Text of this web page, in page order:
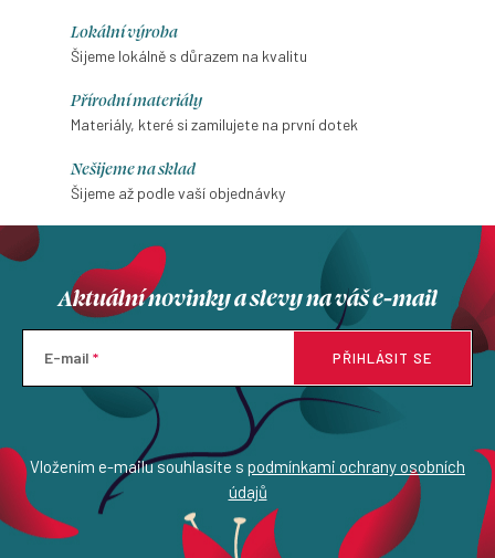
Lokální výroba
Šijeme lokálně s důrazem na kvalitu
Přírodní materiály
Materiály, které si zamilujete na první dotek
Nešijeme na sklad
Šijeme až podle vaší objednávky
Aktuální novinky a slevy na váš e-mail
E-mail
Vložením e-mailu souhlasíte s podmínkami ochrany osobních
údajů
PŘIHLÁSIT SE